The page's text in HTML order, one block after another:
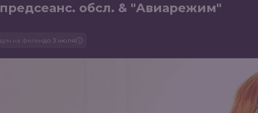
обсл. & "Авиарежим"
на фильмдо 3 июля